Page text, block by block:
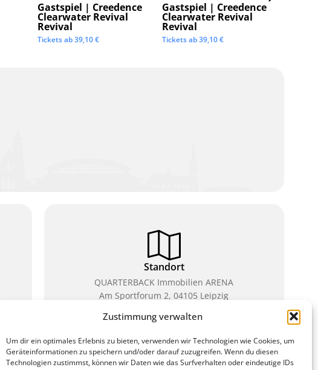
Zustimmung verwalten
Um dir ein optimales Erlebnis zu bieten, verwenden wir Technologien wie Cookies, um
Geräteinformationen zu speichern und/oder darauf zuzugreifen. Wenn du diesen
Technologien zustimmst, können wir Daten wie das Surfverhalten oder eindeutige IDs
Gastspiel | Creedence
Clearwater Revival
Revival
Tickets ab39,10€
Gastspiel | Creedence
Clearwater Revival
Revival
Tickets ab39,10€
Standort
QUARTERBACK Immobilien ARENA
Am Sportforum 2, 04105 Leipzig
Sie erreichen uns mit dem Öffentlichen Nahverkehr:
Waldplatz/Arena. Kostenfreies Parken ist während
des Ticketkaufs möglich.